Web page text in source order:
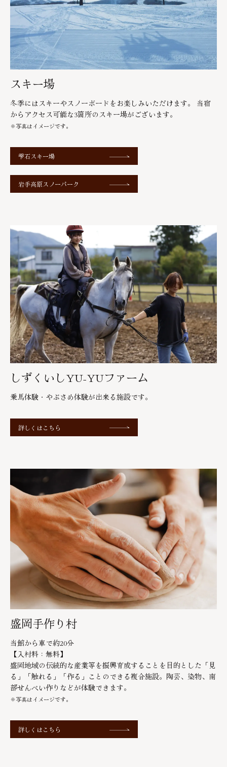
スキー場
冬季にはスキーやスノーボードをお楽しみいただけます。 当宿
からアクセス可能な3箇所のスキー場がございます。
※写真はイメージです。
雫石スキー場
岩手高原スノーパーク
しずくいしYU-YUファーム
乗馬体験・やぶさめ体験が出来る施設です。
詳しくはこちら
盛岡手作り村
当館から車で約20分
【入村料：無料】
盛岡地域の伝統的な産業等を振興育成することを目的とした「見
る」「触れる」「作る」ことのできる複合施設。陶芸、染物、南
部せんべい作りなどが体験できます。
※写真はイメージです。
詳しくはこちら